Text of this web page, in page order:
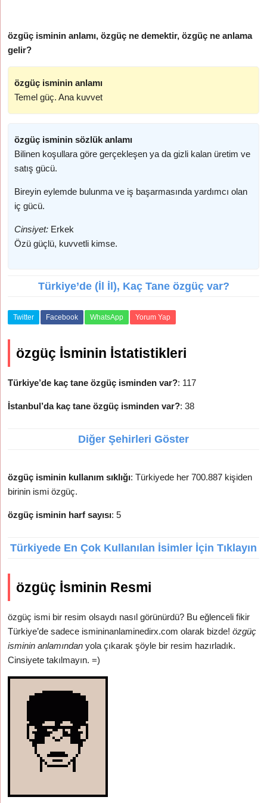
özgüç isminin anlamı, özgüç ne demektir, özgüç ne anlama
gelir?
özgüç isminin anlamı
Temel güç. Ana kuvvet
özgüç isminin sözlük anlamı
Bilinen koşullara göre gerçekleşen ya da gizli kalan üretim ve
satış gücü.
Bireyin eylemde bulunma ve iş başarmasında yardımcı olan
iç gücü.
Cinsiyet: Erkek
Özü güçlü, kuvvetli kimse.
Türkiye’de (İl İl), Kaç Tane özgüç var?
Twitter Facebook WhatsApp Yorum Yap
özgüç İsminin İstatistikleri
Türkiye’de kaç tane özgüç isminden var?: 117
İstanbul’da kaç tane özgüç isminden var?: 38
Diğer Şehirleri Göster
özgüç isminin kullanım sıklığı: Türkiyede her 700.887 kişiden
birinin ismi özgüç.
özgüç isminin harf sayısı: 5
Türkiyede En Çok Kullanılan İsimler İçin Tıklayın
özgüç İsminin Resmi
özgüç ismi bir resim olsaydı nasıl görünürdü? Bu eğlenceli fikir
Türkiye’de sadece ismininanlaminedirx.com olarak bizde!özgüç
isminin anlamından yola çıkarak şöyle bir resim hazırladık.
Cinsiyete takılmayın. =)